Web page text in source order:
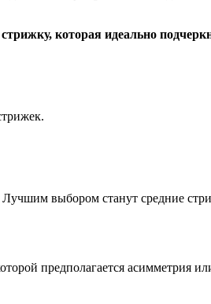
которая идеально
Лучшим выбором станут средние
предполагается асимметрия